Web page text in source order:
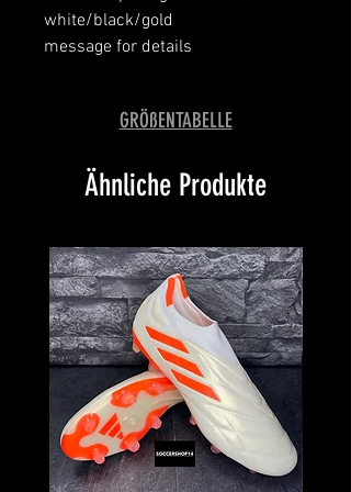
white/black/gold
message for details
GRÖßENTABELLE
Ähnliche Produkte